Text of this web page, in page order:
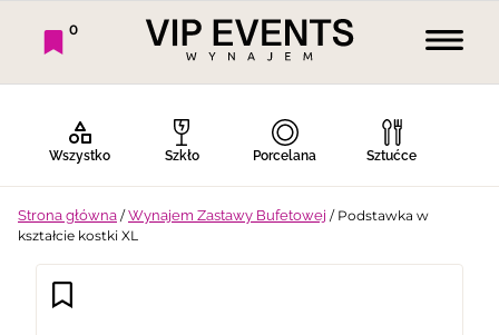
0
Wszystko Szkło Porcelana Sztućce
Strona główna /Wynajem Zastawy Bufetowej / Podstawka w
kształcie kostki XL